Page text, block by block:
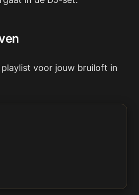
playlist voor jouw bruiloft in